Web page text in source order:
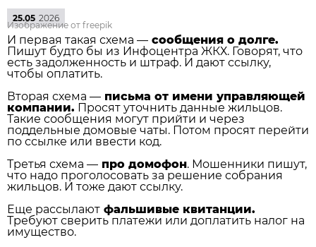
25.05 2026
Изображение от freepik
И первая такая схема — сообщения о долге.
Пишут будто бы из Инфоцентра ЖКХ. Говорят, что
есть задолженность и штраф. И дают ссылку,
чтобы оплатить.
Вторая схема — письма от имени управляющей
компании. Просят уточнить данные жильцов.
Такие сообщения могут прийти и через
поддельные домовые чаты. Потом просят перейти
по ссылке или ввести код.
Третья схема — про домофон. Мошенники пишут,
что надо проголосовать за решение собрания
жильцов. И тоже дают ссылку.
Еще рассылают фальшивые квитанции.
Требуют сверить платежи или доплатить налог на
имущество.